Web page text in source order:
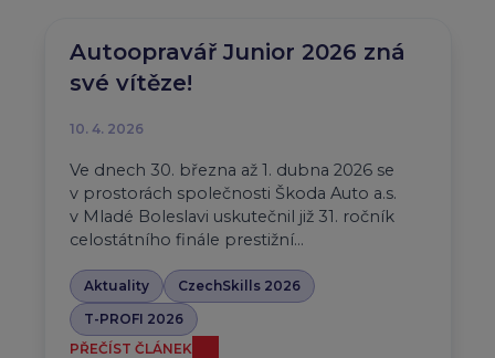
Autoopravář Junior 2026 zná
své vítěze!
10. 4. 2026
Ve dnech 30. března až 1. dubna 2026 se
v prostorách společnosti Škoda Auto a.s.
v Mladé Boleslavi uskutečnil již 31. ročník
celostátního finále prestižní…
Aktuality
CzechSkills 2026
T-PROFI 2026
PŘEČÍST ČLÁNEK